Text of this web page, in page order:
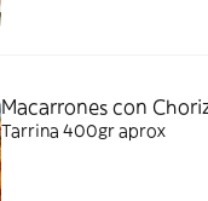
Macarrones con
Tarrina 400gr aprox